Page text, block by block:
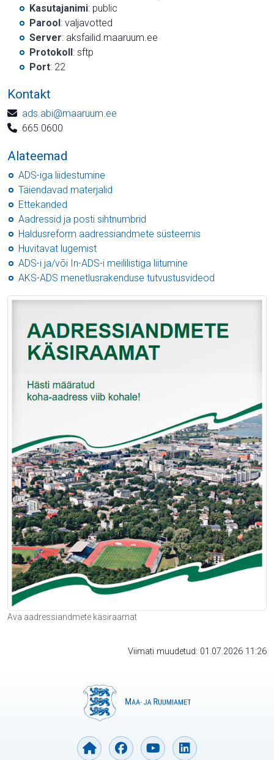
Kasutajanimi: public
Parool: valjavotted
Server: aksfailid.maaruum.ee
Protokoll: sftp
Port: 22
Kontakt
ads.abi@maaruum.ee
665 0600
Alateemad
ADS-iga liidestumine
Täiendavad materjalid
Ettekanded
Aadressid ja posti sihtnumbrid
Haldusreform aadressiandmete süsteemis
Huvitavat lugemist
ADS-i ja/või In-ADS-i meililistiga liitumine
AKS-ADS menetlusrakenduse tutvustusvideod
Ava aadressiandmete käsiraamat
Viimati muudetud: 01.07.2026 11:26